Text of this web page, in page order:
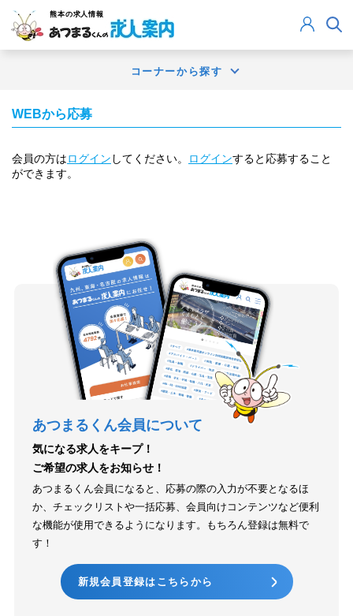
熊本の求人情報
コーナーから探す
WEBから応募
会員の方はログイン してください。 ログインすると応募すること
ができます。
あつまるくん会員について
気になる求人をキープ！
ご希望の求人をお知らせ！
あつまるくん会員になると、応募の際の入力が不要となるほ
か、チェックリストや一括応募、会員向けコンテンツなど便利
な機能が使用できるようになります。もちろん登録は無料で
す！
新規会員登録はこちらから